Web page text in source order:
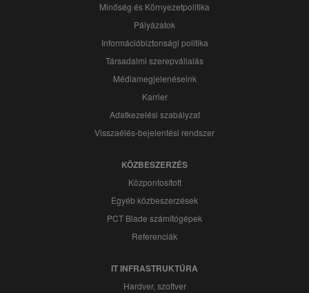
Minőség és Környezetpolitika
Pályázatok
Információbiztonsági politika
Társadalmi szerepvállalás
Médiamegjelenéseink
Karrier
Adatkezelési szabályzat
Visszaélés-bejelentési rendszer
KÖZBESZERZÉS
Központosított
Egyéb közbeszerzések
PCT Blade számítógépek
Referenciák
IT INFRASTRUKTÚRA
Hardver, szoftver